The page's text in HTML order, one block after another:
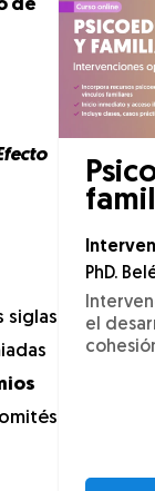
de
siglas
PhD.
el